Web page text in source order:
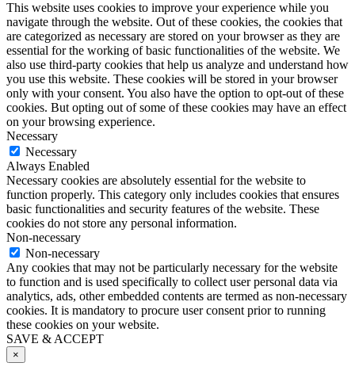
This website uses cookies to improve your experience while you
navigate through the website. Out of these cookies, the cookies that
are categorized as necessary are stored on your browser as they are
essential for the working of basic functionalities of the website. We
also use third-party cookies that help us analyze and understand how
you use this website. These cookies will be stored in your browser
only with your consent. You also have the option to opt-out of these
cookies. But opting out of some of these cookies may have an effect
on your browsing experience.
Necessary
Necessary
Always Enabled
Necessary cookies are absolutely essential for the website to
function properly. This category only includes cookies that ensures
basic functionalities and security features of the website. These
cookies do not store any personal information.
Non-necessary
Non-necessary
Any cookies that may not be particularly necessary for the website
to function and is used specifically to collect user personal data via
analytics, ads, other embedded contents are termed as non-necessary
cookies. It is mandatory to procure user consent prior to running
these cookies on your website.
SAVE & ACCEPT
×